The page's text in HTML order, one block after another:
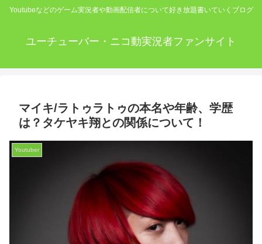
Youtubeなどのゲーム実況者や動画配信者について好き放題書いていくブログ
ユーチューバー・ニコ動実況者ファンサイト
マイキ/ラトゥラトゥの本名や年齢、学歴
は？タケヤキ翔との関係について！
Youtuber